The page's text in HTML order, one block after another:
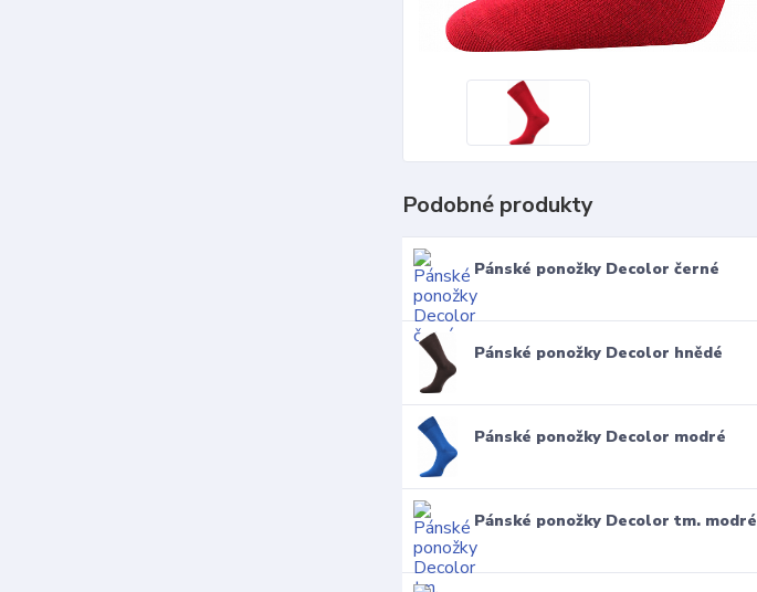
Podobné produkty
Pánské ponožky Decolor černé
Pánské ponožky Decolor hnědé
Pánské ponožky Decolor modré
Pánské ponožky Decolor tm. modré